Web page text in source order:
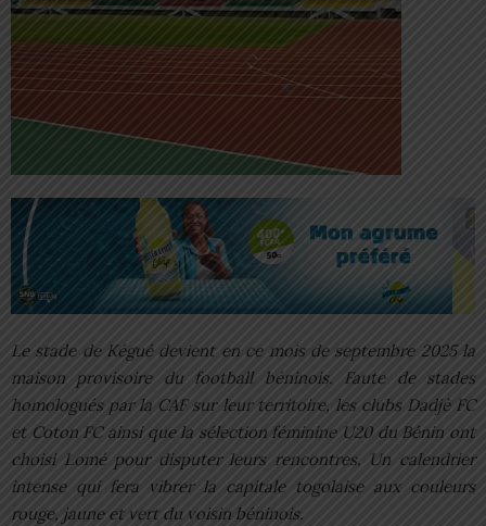
Le stade de Kégué devient en ce mois de septembre 2025 la
maison provisoire du football béninois. Faute de stades
homologués par la CAF sur leur territoire, les clubs Dadjè FC
et Coton FC ainsi que la sélection féminine U20 du Bénin ont
choisi Lomé pour disputer leurs rencontres. Un calendrier
intense qui fera vibrer la capitale togolaise aux couleurs
rouge, jaune et vert du voisin béninois.